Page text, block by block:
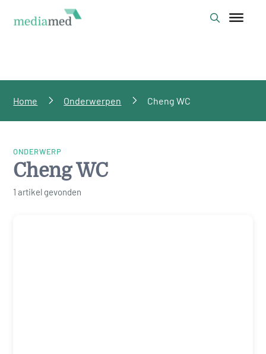
Home Onderwerpen Cheng WC
ONDERWERP
Cheng WC
1 artikel gevonden